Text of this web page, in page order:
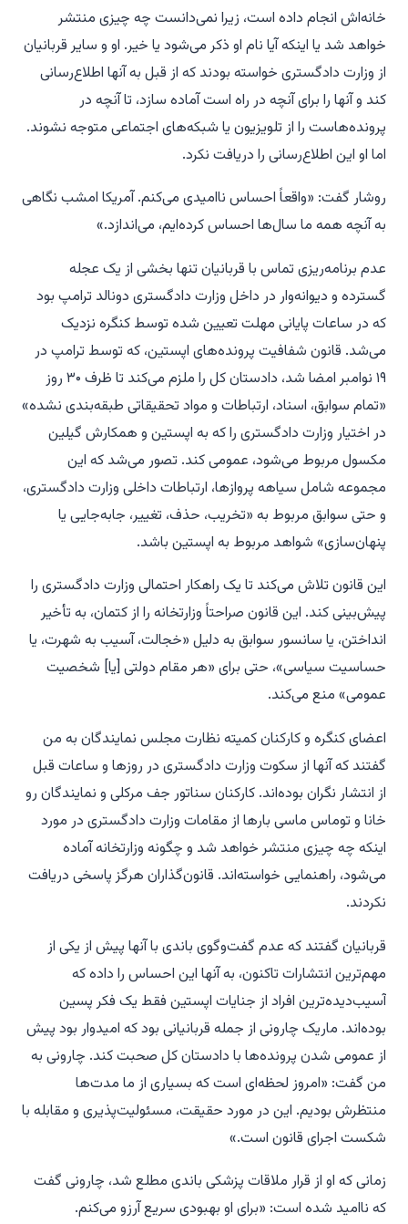
خانه‌اش انجام داده است، زیرا نمی‌دانست چه چیزی منتشر
خواهد شد یا اینکه آیا نام او ذکر می‌شود یا خیر. او و سایر قربانیان
از وزارت دادگستری خواسته بودند که از قبل به آنها اطلاع‌رسانی
کند و آنها را برای آنچه در راه است آماده سازد، تا آنچه در
پرونده‌هاست را از تلویزیون یا شبکه‌های اجتماعی متوجه نشوند.
اما او این اطلاع‌رسانی را دریافت نکرد.
روشار گفت: «واقعاً احساس ناامیدی می‌کنم. آمریکا امشب نگاهی
به آنچه همه ما سال‌ها احساس کرده‌ایم، می‌اندازد.»
عدم برنامه‌ریزی تماس با قربانیان تنها بخشی از یک عجله
گسترده و دیوانه‌وار در داخل وزارت دادگستری دونالد ترامپ بود
که در ساعات پایانی مهلت تعیین شده توسط کنگره نزدیک
می‌شد. قانون شفافیت پرونده‌های اپستین، که توسط ترامپ در
۱۹ نوامبر امضا شد، دادستان کل را ملزم می‌کند تا ظرف ۳۰ روز
«تمام سوابق، اسناد، ارتباطات و مواد تحقیقاتی طبقه‌بندی نشده»
در اختیار وزارت دادگستری را که به اپستین و همکارش گیلین
مکسول مربوط می‌شود، عمومی کند. تصور می‌شد که این
مجموعه شامل سیاهه پروازها، ارتباطات داخلی وزارت دادگستری،
و حتی سوابق مربوط به «تخریب، حذف، تغییر، جابه‌جایی یا
پنهان‌سازی» شواهد مربوط به اپستین باشد.
این قانون تلاش می‌کند تا یک راهکار احتمالی وزارت دادگستری را
پیش‌بینی کند. این قانون صراحتاً وزارتخانه را از کتمان، به تأخیر
انداختن، یا سانسور سوابق به دلیل «خجالت، آسیب به شهرت، یا
حساسیت سیاسی»، حتی برای «هر مقام دولتی [یا] شخصیت
عمومی» منع می‌کند.
اعضای کنگره و کارکنان کمیته نظارت مجلس نمایندگان به من
گفتند که آنها از سکوت وزارت دادگستری در روزها و ساعات قبل
از انتشار نگران بوده‌اند. کارکنان سناتور جف مرکلی و نمایندگان رو
خانا و توماس ماسی بارها از مقامات وزارت دادگستری در مورد
اینکه چه چیزی منتشر خواهد شد و چگونه وزارتخانه آماده
می‌شود، راهنمایی خواسته‌اند. قانون‌گذاران هرگز پاسخی دریافت
نکردند.
قربانیان گفتند که عدم گفت‌وگوی باندی با آنها پیش از یکی از
مهم‌ترین انتشارات تاکنون، به آنها این احساس را داده که
آسیب‌دیده‌ترین افراد از جنایات اپستین فقط یک فکر پسین
بوده‌اند. ماریک چارونی از جمله قربانیانی بود که امیدوار بود پیش
از عمومی شدن پرونده‌ها با دادستان کل صحبت کند. چارونی به
من گفت: «امروز لحظه‌ای است که بسیاری از ما مدت‌ها
منتظرش بودیم. این در مورد حقیقت، مسئولیت‌پذیری و مقابله با
شکست اجرای قانون است.»
زمانی که او از قرار ملاقات پزشکی باندی مطلع شد، چارونی گفت
که ناامید شده است: «برای او بهبودی سریع آرزو می‌کنم.